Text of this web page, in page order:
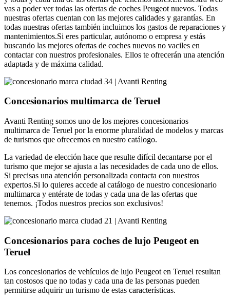
vas a poder ver todas las ofertas de coches Peugeot nuevos. Todas
nuestras ofertas cuentan con las mejores calidades y garantías. En
todas nuestras ofertas también incluimos los gastos de reparaciones y
mantenimientos.Si eres particular, autónomo o empresa y estás
buscando las mejores ofertas de coches nuevos no vaciles en
contactar con nuestros profesionales. Ellos te ofrecerán una atención
adaptada y de máxima calidad.
Concesionarios multimarca de Teruel
Avanti Renting somos uno de los mejores concesionarios
multimarca de Teruel por la enorme pluralidad de modelos y marcas
de turismos que ofrecemos en nuestro catálogo.
La variedad de elección hace que resulte difícil decantarse por el
turismo que mejor se ajusta a las necesidades de cada uno de ellos.
Si precisas una atención personalizada contacta con nuestros
expertos.Si lo quieres accede al catálogo de nuestro concesionario
multimarca y entérate de todas y cada una de las ofertas que
tenemos. ¡Todos nuestros precios son exclusivos!
Concesionarios para coches de lujo Peugeot en
Teruel
Los concesionarios de vehículos de lujo Peugeot en Teruel resultan
tan costosos que no todas y cada una de las personas pueden
permitirse adquirir un turismo de estas características.